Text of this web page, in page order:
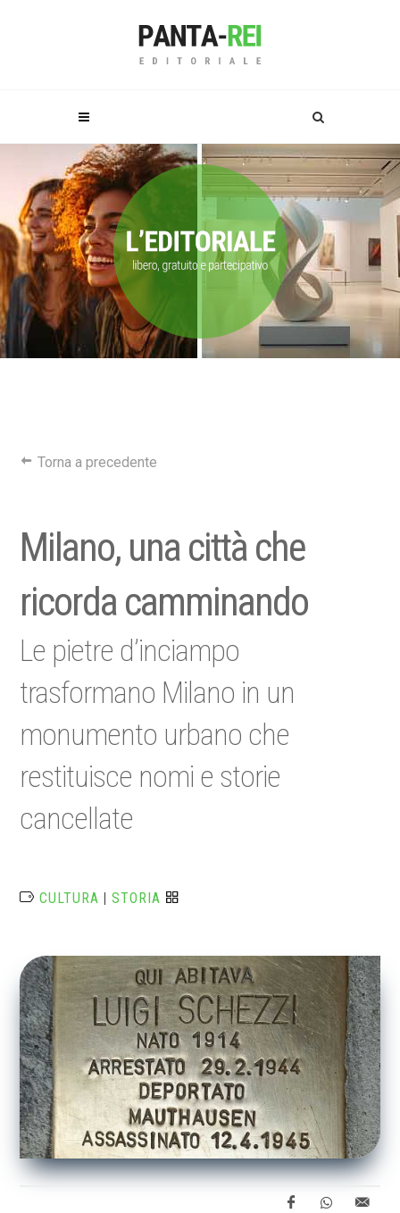
Torna a precedente
Milano, una città che
ricorda camminando
Le pietre d’inciampo
trasformano Milano in un
monumento urbano che
restituisce nomi e storie
cancellate
CULTURA |STORIA